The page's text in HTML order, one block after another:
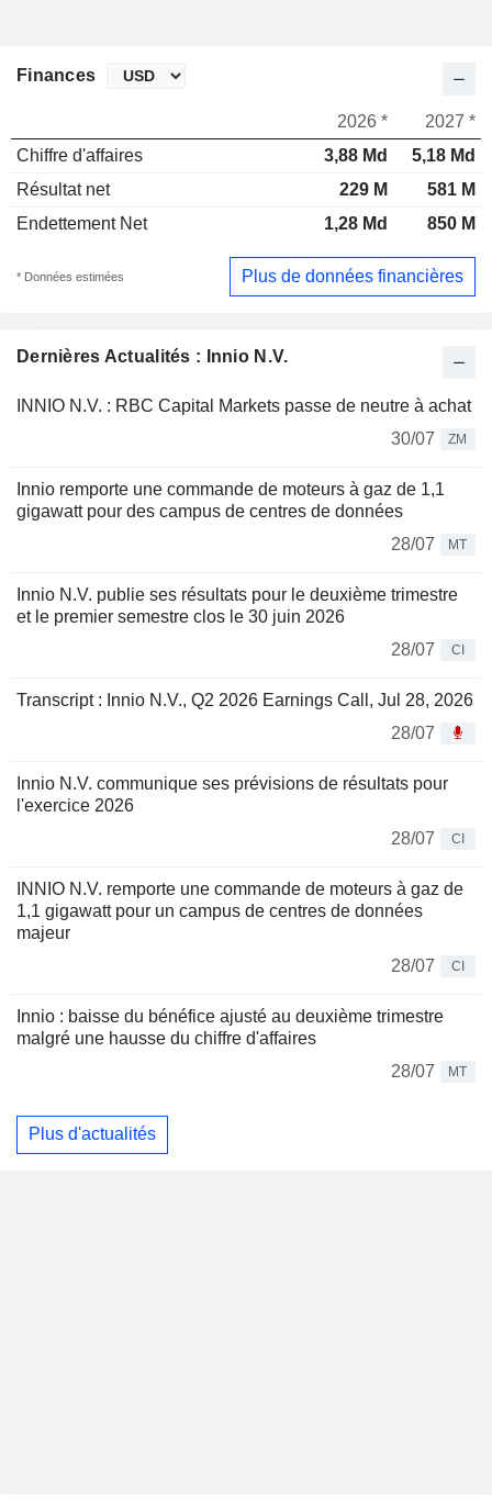
Dernières Actualités : Innio N.V.
INNIO N.V. : RBC Capital Markets passe de neutre à achat
30/07
ZM
Innio remporte une commande de moteurs à gaz de 1,1
gigawatt pour des campus de centres de données
28/07
MT
Innio N.V. publie ses résultats pour le deuxième trimestre
et le premier semestre clos le 30 juin 2026
28/07
CI
Transcript : Innio N.V., Q2 2026 Earnings Call, Jul 28, 2026
28/07
Innio N.V. communique ses prévisions de résultats pour
l'exercice 2026
28/07
CI
INNIO N.V. remporte une commande de moteurs à gaz de
1,1 gigawatt pour un campus de centres de données
majeur
28/07
CI
Innio : baisse du bénéfice ajusté au deuxième trimestre
malgré une hausse du chiffre d'affaires
28/07
MT
Plus d'actualités
Finances
2026 *
2027 *
Chiffre d'affaires
3,88 Md
5,18 Md
Résultat net
229 M
581 M
Endettement Net
1,28 Md 850 M
* Données estimées Plus de données financières